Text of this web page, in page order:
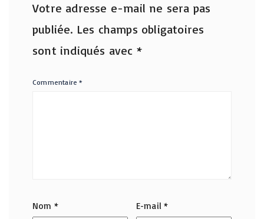
Votre adresse e-mail ne sera pas
publiée. Les champs obligatoires
sont indiqués avec *
Commentaire*
Nom * E-mail*